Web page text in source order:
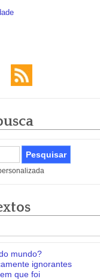
mundo?
ignorantes
que foi